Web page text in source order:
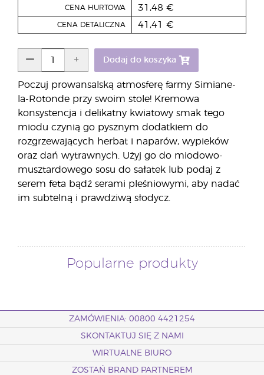
Poczuj prowansalską atmosferę farmy Simiane-
la-Rotonde przy swoim stole! Kremowa
konsystencja i delikatny kwiatowy smak tego
miodu czynią go pysznym dodatkiem do
rozgrzewających herbat i naparów, wypieków
oraz dań wytrawnych. Użyj go do miodowo-
musztardowego sosu do sałatek lub podaj z
serem feta bądź serami pleśniowymi, aby nadać
im subtelną i prawdziwą słodycz.
CENA HURTOWA 31,48 €
CENA DETALICZNA 41,41 €
Dodaj do koszyka
Popularne produkty
ZAMÓWIENIA: 00800 4421254
SKONTAKTUJ SIĘ Z NAMI
WIRTUALNE BIURO
ZOSTAŃ BRAND PARTNEREM